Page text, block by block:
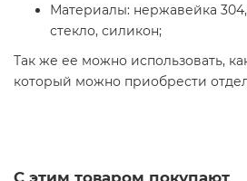
Материалы: нержавейка
стекло, силикон;
Так же ее можно использовать,
который можно приобрести
С этим товаром покупают